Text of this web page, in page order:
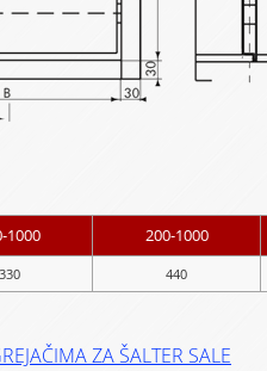
1000 200-1000
330 440
ZA ŠALTER SALE